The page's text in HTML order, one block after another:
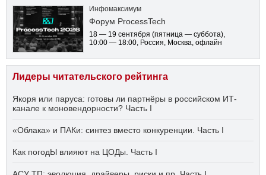
Инфомаксимум
Форум ProcessTech
18 — 19 сентября (пятница — суббота),
10:00 — 18:00, Россия, Москва, офлайн
Лидеры читательского рейтинга
Якоря или паруса: готовы ли партнёры в российском ИТ-
канале к моновендорности? Часть I
«Облака» и ПАКи: синтез вместо конкуренции. Часть I
Как погодЫ влияют на ЦОДы. Часть I